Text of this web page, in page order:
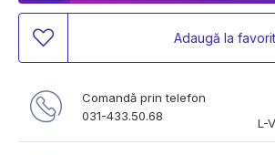
Adaugă la
Comandă prin telefon
031-433.50.68
L-